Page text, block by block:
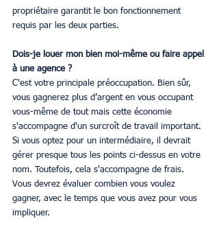
propriétaire garantit le bon fonctionnement
requis par les deux parties.
Dois-je louer mon bien moi-même ou faire appel
à une agence ?
C'est votre principale préoccupation. Bien sûr,
vous gagnerez plus d’argent en vous occupant
vous-même de tout mais cette économie
s'accompagne d'un surcroît de travail important.
Si vous optez pour un intermédiaire, il devrait
gérer presque tous les points ci-dessus en votre
nom. Toutefois, cela s'accompagne de frais.
Vous devrez évaluer combien vous voulez
gagner, avec le temps que vous avez pour vous
impliquer.